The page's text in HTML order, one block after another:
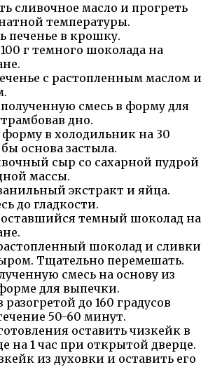
сливочное масло и прогреть
температуры.
печенье в крошку.
г темного шоколада на
с растопленным маслом и
смесь в форму для
дно.
в холодильник на 30
основа застыла.
сыр со сахарной пудрой
массы.
экстракт и яйца.
до гладкости.
оставшийся темный шоколад на
шоколад и сливки
Тщательно перемешать.
смесь на основу из
для выпечки.
до 160 градусов
50-60 минут.
оставить чизкейк в
на 1 час при открытой дверце.
из духовки и оставить его